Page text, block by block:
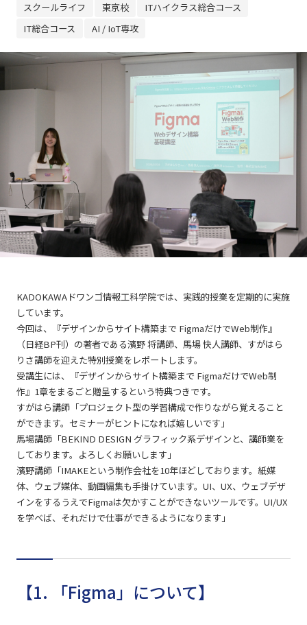
スクールライフ 東京校
ITハイクラス総合コース
IT総合コース
AI / IoT専攻
KADOKAWAドワンゴ情報工科学院では、実践的授業を定期的に実施
しています。
今回は、『デザインからサイト構築まで FigmaだけでWeb制作』
（日経BP刊）の著者である濱野 将講師、馬場 快人講師、すがはら
りさ講師を迎えた特別授業をレポートします。
受講生には、『デザインからサイト構築まで FigmaだけでWeb制
作』1章をまるごと贈呈するという特典つきです。
すがはら講師「プロジェクト型の学習構成で作りながら覚えること
ができます。セミナーがヒントになれば嬉しいです」
馬場講師「BEKIND DESIGN グラフィック系デザインと、講師業を
しております。よろしくお願いします」
濱野講師「IMAKEという制作会社を10年ほどしております。紙媒
体、ウェブ媒体、動画編集も手掛けています。UI、UX、ウェブデザ
インをするうえでFigmaは欠かすことができないツールです。UI/UX
を学べば、それだけで仕事ができるようになります」
【1. 「Figma」について】